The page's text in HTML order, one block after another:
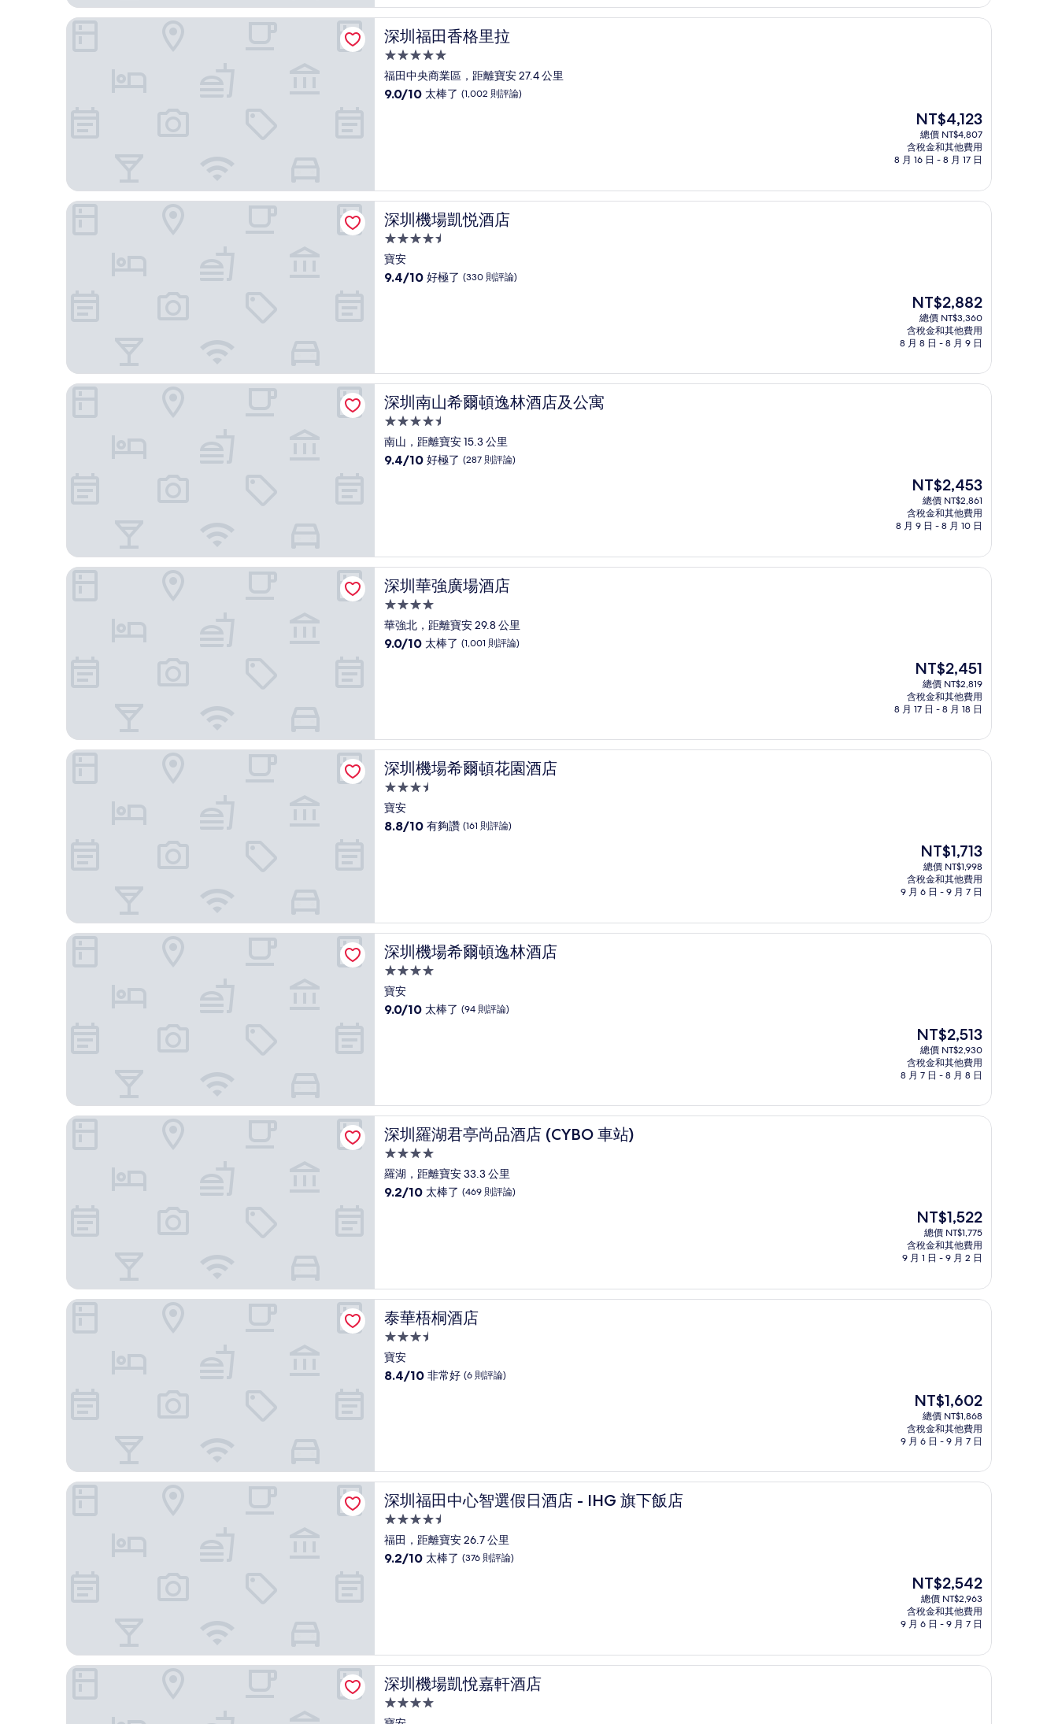
極
了，
(184
則
論)
深圳福田香格里拉
深圳福田香格里拉
5.0
星
級
福田中央商業區，距離寶安 27.4 公里
9.0
棒
了，
(1,002
則
評
論)
9.0/10 太棒了 (1,002 則評論)
現
在
價
格
NT$4,123
總價 NT$4,807
含稅金和其他費用
8 月 16 日 - 8 月 17 日
深圳福田香格里拉
深圳機場凱悦酒店
深圳機場凱悦酒店
4.5
星
級
寶安
9.4
極
了，
(330
則
論)
9.4/10 好極了 (330 則評論)
現
在
價
格
NT$2,882
總價 NT$3,360
含稅金和其他費用
8 月 8 日 - 8 月 9 日
深圳機場凱悦酒店
深圳南山希爾頓逸林酒店及公寓
深圳南山希爾頓逸林酒店及公寓
4.5
星
級
南山，距離寶安 15.3 公里
9.4
極
了，
(287
則
評
論)
9.4/10 好極了 (287 則評論)
現
價
格
NT$2,453
總價 NT$2,861
含稅金和其他費用
8 月 9 日 - 8 月 10 日
深圳南山希爾頓逸林酒店及公寓
深圳華強廣場酒店
深圳華強廣場酒店
4.0
星
級
華強北，距離寶安 29.8 公里
9.0
棒
了，
(1,001
則
論)
9.0/10 太棒了 (1,001 則評論)
現
在
價
格
NT$2,451
總價 NT$2,819
含稅金和其他費用
8 月 17 日 - 8 月 18 日
深圳華強廣場酒店
深圳機場希爾頓花園酒店
深圳機場希爾頓花園酒店
3.5
星
級
寶安
8.8
夠
讚，
(161
則
評
論)
8.8/10 有夠讚 (161 則評論)
現
在
價
格
NT$1,713
總價 NT$1,998
含稅金和其他費用
9 月 6 日 - 9 月 7 日
深圳機場希爾頓花園酒店
深圳機場希爾頓逸林酒店
深圳機場希爾頓逸林酒店
4.0
星
級
寶安
9.0
棒
了，
(94
則
論)
9.0/10 太棒了 (94 則評論)
現
在
價
格
NT$2,513
總價 NT$2,930
含稅金和其他費用
8 月 7 日 - 8 月 8 日
深圳機場希爾頓逸林酒店
深圳羅湖君亭尚品酒店 (CYBO 車站)
深圳羅湖君亭尚品酒店 (CYBO 車站)
4.0
星
級
羅湖，距離寶安 33.3 公里
9.2
棒
了，
(469
則
評
論)
9.2/10 太棒了 (469 則評論)
現
在
價
格
NT$1,522
總價 NT$1,775
含稅金和其他費用
9 月 1 日 - 9 月 2 日
深圳羅湖君亭尚品酒店 (CYBO 車站)
泰華梧桐酒店
泰華梧桐酒店
3.5
星
級
寶安
8.4
常
好，
(6
則
論)
8.4/10 非常好 (6 則評論)
現
在
價
格
NT$1,602
總價 NT$1,868
含稅金和其他費用
9 月 6 日 - 9 月 7 日
泰華梧桐酒店
深圳福田中心智選假日酒店 - IHG 旗下飯店
深圳福田中心智選假日酒店 - IHG 旗下飯店
4.5
星
級
福田，距離寶安 26.7 公里
9.2
棒
了，
(376
則
評
9.2/10 太棒了 (376 則評論)
現
在
價
格
NT$2,542
總價 NT$2,963
含稅金和其他費用
9 月 6 日 - 9 月 7 日
深圳福田中心智選假日酒店 - IHG 旗下飯店
深圳機場凱悅嘉軒酒店
深圳機場凱悅嘉軒酒店
4.0
星
深圳機場凱悅嘉軒酒店